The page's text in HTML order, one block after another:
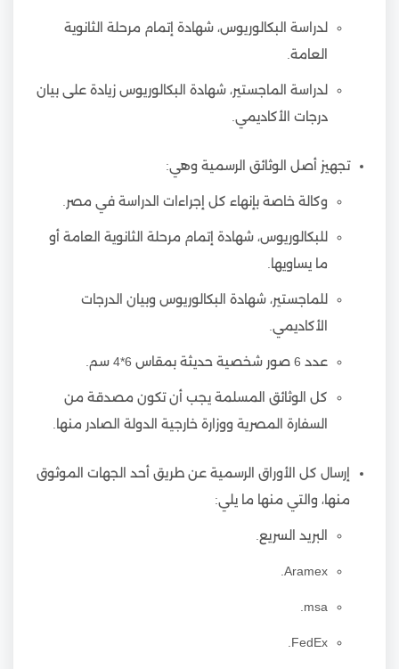
لدراسة البكالوريوس، شهادة إتمام مرحلة الثانوية
العامة.
لدراسة الماجستير، شهادة البكالوريوس زيادة على بيان
درجات الأكاديمي.
تجهيز أصل الوثائق الرسمية وهي:
وكالة خاصة بإنهاء كل إجراءات الدراسة في مصر.
للبكالوريوس، شهادة إتمام مرحلة الثانوية العامة أو
ما يساويها.
للماجستير، شهادة البكالوريوس وبيان الدرجات
الأكاديمي.
عدد 6 صور شخصية حديثة بمقاس 6*4 سم.
كل الوثائق المسلمة يجب أن تكون مصدقة من
السفارة المصرية ووزارة خارجية الدولة الصادر منها.
إرسال كل الأوراق الرسمية عن طريق أحد الجهات الموثوق
منها، والتي منها ما يلي:
البريد السريع.
Aramex.
msa.
FedEx.